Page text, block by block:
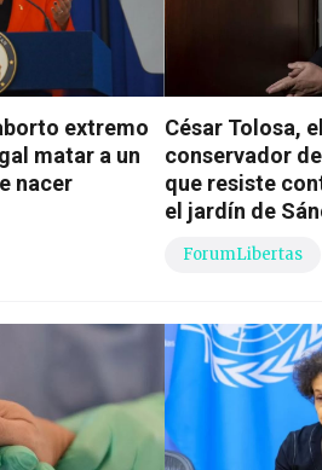
extremo
matar a un
nacer
César Tolosa,
conservador
que resiste
el jardín de
ForumLibertas